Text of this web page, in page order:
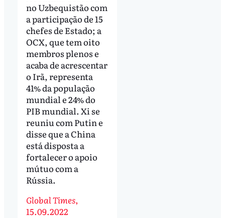
no Uzbequistão com
a participação de 15
chefes de Estado; a
OCX, que tem oito
membros plenos e
acaba de acrescentar
o Irã, representa
41% da população
mundial e 24% do
PIB mundial. Xi se
reuniu com Putin e
disse que a China
está disposta a
fortalecer o apoio
mútuo com a
Rússia.
Global Times,
15.09.2022